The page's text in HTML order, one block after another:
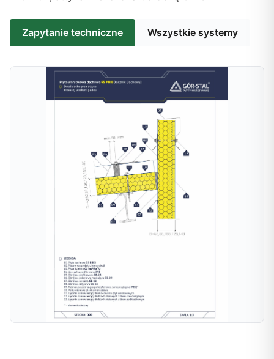
Zapytanie techniczne Wszystkie systemy